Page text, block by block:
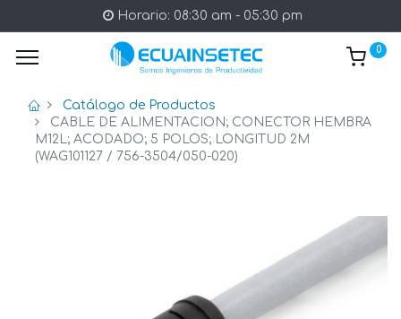
Horario: 08:30 am - 05:30 pm
0
Catálogo de Productos
CABLE DE ALIMENTACION; CONECTOR HEMBRA
M12L; ACODADO; 5 POLOS; LONGITUD 2M
(WAG101127 / 756-3504/050-020)